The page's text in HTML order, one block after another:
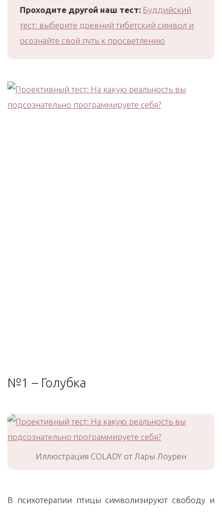
Проходите другой наш тест: Буддийский
тест: выберите древний тибетский символ и
осознайте свой путь к просветлению
№1 – Голубка
Иллюстрация COLADY от Лары Лоурен
В психотерапии птицы символизируют свободу и